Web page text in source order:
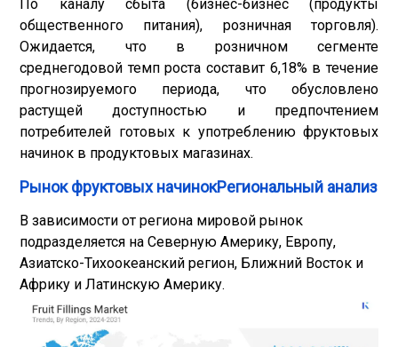
По каналу сбыта (бизнес-бизнес (продукты
общественного питания), розничная торговля).
Ожидается, что в розничном сегменте
среднегодовой темп роста составит 6,18% в течение
прогнозируемого периода, что обусловлено
растущей доступностью и предпочтением
потребителей готовых к употреблению фруктовых
начинок в продуктовых магазинах.
Рынок фруктовых начинокРегиональный анализ
В зависимости от региона мировой рынок
подразделяется на Северную Америку, Европу,
Азиатско-Тихоокеанский регион, Ближний Восток и
Африку и Латинскую Америку.